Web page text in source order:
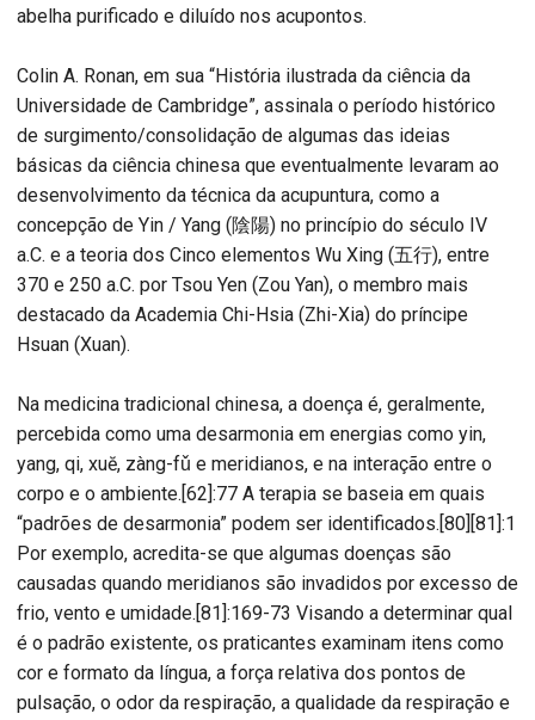
abelha purificado e diluído nos acupontos.
Colin A. Ronan, em sua “História ilustrada da ciência da
Universidade de Cambridge”, assinala o período histórico
de surgimento/consolidação de algumas das ideias
básicas da ciência chinesa que eventualmente levaram ao
desenvolvimento da técnica da acupuntura, como a
concepção de Yin / Yang (陰陽) no princípio do século IV
a.C. e a teoria dos Cinco elementos Wu Xing (五行), entre
370 e 250 a.C. por Tsou Yen (Zou Yan), o membro mais
destacado da Academia Chi-Hsia (Zhi-Xia) do príncipe
Hsuan (Xuan).
Na medicina tradicional chinesa, a doença é, geralmente,
percebida como uma desarmonia em energias como yin,
yang, qi, xuĕ, zàng-fǔ e meridianos, e na interação entre o
corpo e o ambiente.[62]:77 A terapia se baseia em quais
“padrões de desarmonia” podem ser identificados.[80][81]:1
Por exemplo, acredita-se que algumas doenças são
causadas quando meridianos são invadidos por excesso de
frio, vento e umidade.[81]:169-73 Visando a determinar qual
é o padrão existente, os praticantes examinam itens como
cor e formato da língua, a força relativa dos pontos de
pulsação, o odor da respiração, a qualidade da respiração e